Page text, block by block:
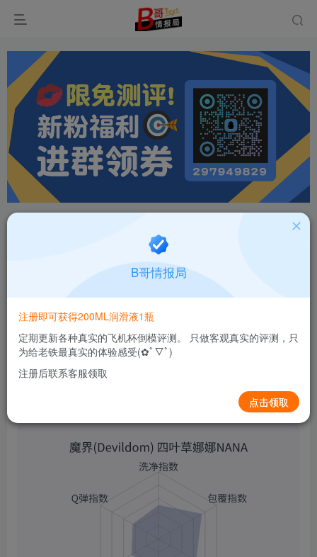
国产魔界四叶草娜娜NANA高刺激螺旋通道飞机杯
B哥情报局-产品指南针
2个月前更新
0 83 11
魔界(Devildom) 四叶草娜娜NANA
B哥情报局
注册即可获得200ML润滑液1瓶
定期更新各种真实的飞机杯倒模评测。 只做客观真实的评测，只
为给老铁最真实的体验感受(✿ﾟ▽ﾟ)
注册后联系客服领取
点击领取